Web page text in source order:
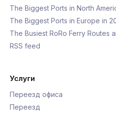
The Biggest Ports in North
The Biggest Ports in Europe in
The Busiest RoRo Ferry Routes
RSS feed
Услуги
Переезд офиса
Переезд